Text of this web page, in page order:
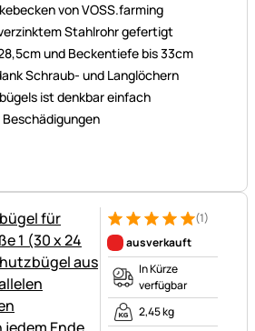
von VOSS.farming
Stahlrohr gefertigt
und Beckentiefe bis 33cm
Schraub- und Langlöchern
ist denkbar einfach
Bewertung: 5 von 5 (1
1 Bewertung
(1)
ausverkauft
In Kürze
verfügbar
2,45 kg